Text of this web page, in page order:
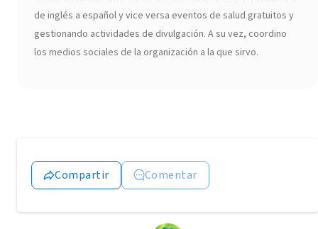
de inglés a español y vice versa eventos de salud gratuitos y
gestionando actividades de divulgación. A su vez, coordino
los medios sociales de la organización a la que sirvo.
Compartir Comentar